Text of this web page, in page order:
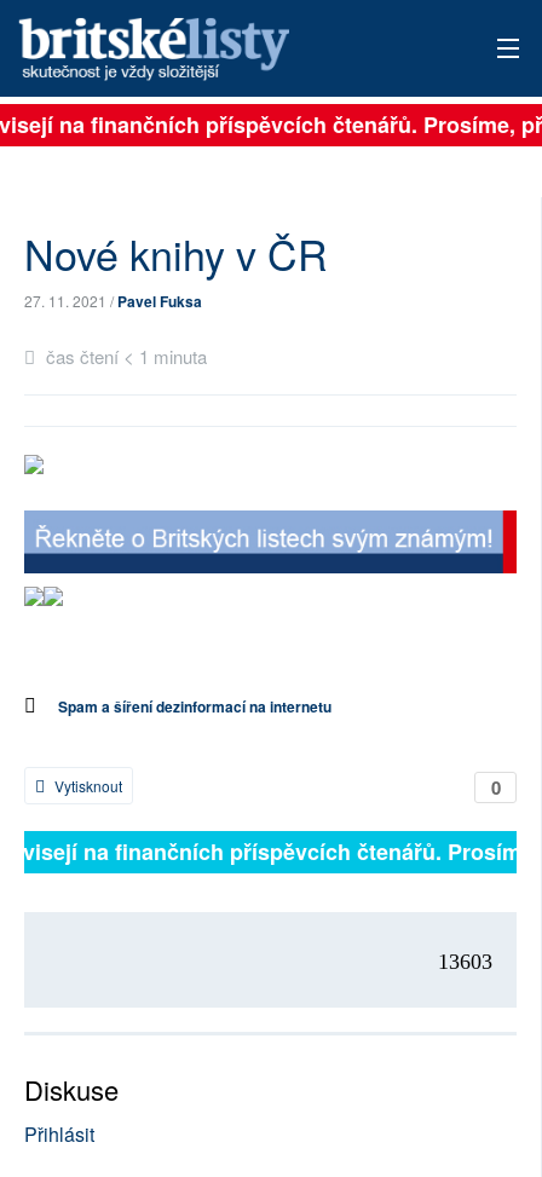
PŘIHLÁSIT
ARCHIV
ROZHOVORY
TÉMATA
AUTOŘI
PŘÍSPĚVKY NA PROVOZ
SOCIÁLNÍ SÍTĚ
na finančních příspěvcích čtenářů. Prosíme,
Nové knihy v ČR
27. 11. 2021 /Pavel Fuksa
čas čtení < 1 minuta
Spam a šíření dezinformací na internetu
0
Vytisknout
na finančních příspěvcích čtenářů. Prosíme,
13603
Diskuse
Přihlásit